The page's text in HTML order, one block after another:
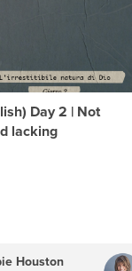
Day 2 | Not
lacking
Houston